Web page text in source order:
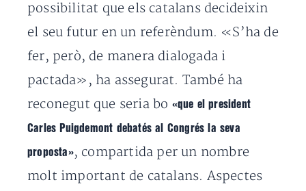
possibilitat que els catalans decideixin
el seu futur en un referèndum. «S’ha de
fer, però, de manera dialogada i
pactada», ha assegurat. També ha
reconegut que seria bo «que el president
Carles Puigdemont debatés al Congrés la seva
proposta», compartida per un nombre
molt important de catalans. Aspectes